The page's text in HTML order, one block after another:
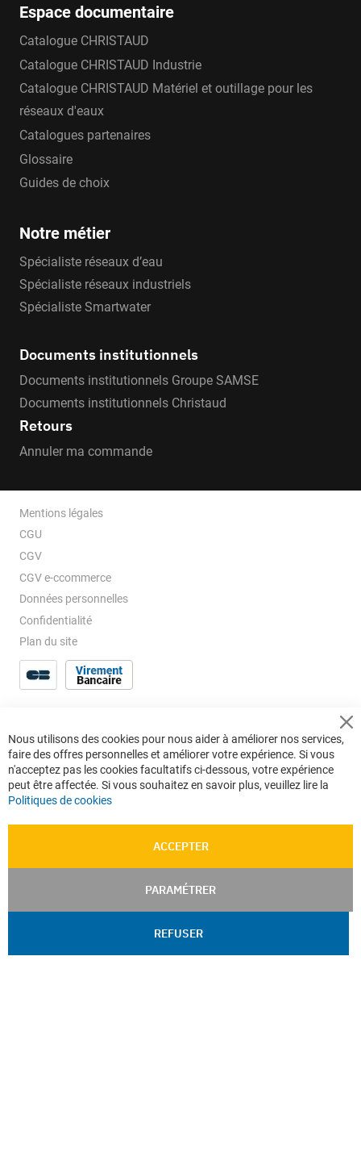
Espace documentaire
Catalogue CHRISTAUD
Catalogue CHRISTAUD Industrie
Catalogue CHRISTAUD Matériel et outillage pour les
réseaux d'eaux
Catalogues partenaires
Glossaire
Guides de choix
Notre métier
Spécialiste réseaux d’eau
Spécialiste réseaux industriels
Spécialiste Smartwater
Documents institutionnels
Documents institutionnels Groupe SAMSE
Documents institutionnels Christaud
Retours
Annuler ma commande
Mentions légales
CGU
CGV
CGV e-ccommerce
Données personnelles
Confidentialité
Plan du site
Nous utilisons des cookies pour nous aider à améliorer nos services,
faire des offres personnelles et améliorer votre expérience. Si vous
n'acceptez pas les cookies facultatifs ci-dessous, votre expérience
peut être affectée. Si vous souhaitez en savoir plus, veuillez lire la
Politiques de cookies
ACCEPTER
PARAMÉTRER
REFUSER